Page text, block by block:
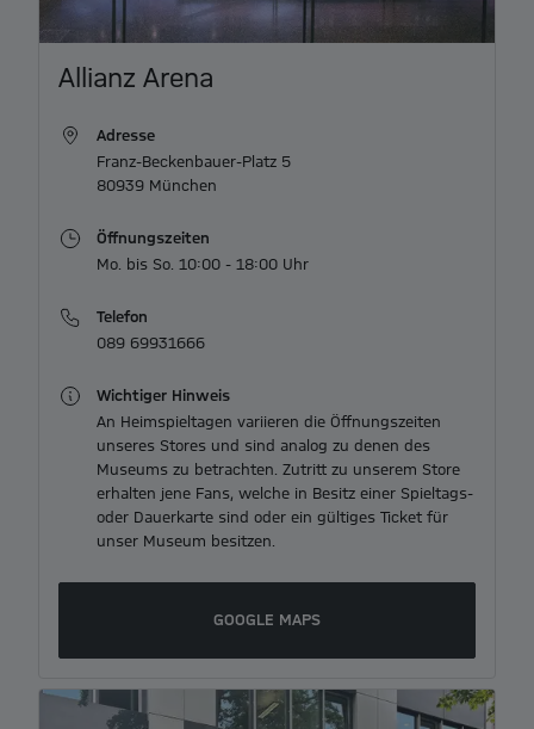
Allianz Arena
Adresse
Franz-Beckenbauer-Platz 5
80939 München
Öffnungszeiten
Telefon
089 69931666
Wichtiger Hinweis
An Heimspieltagen variieren die Öffnungszeiten
unseres Stores und sind analog zu denen des
Museums zu betrachten. Zutritt zu unserem Store
erhalten jene Fans, welche in Besitz einer Spieltags-
oder Dauerkarte sind oder ein gültiges Ticket für
unser Museum besitzen.
GOOGLE MAPS